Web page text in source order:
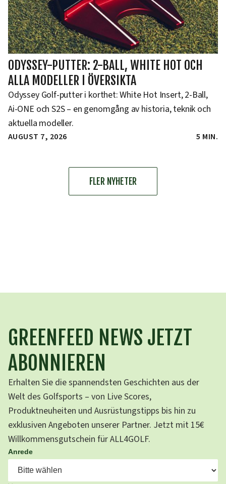
ODYSSEY-PUTTER: 2-BALL, WHITE HOT OCH
ALLA MODELLER I ÖVERSIKTA
Odyssey Golf-putter i korthet: White Hot Insert, 2-Ball,
Ai-ONE och S2S – en genomgång av historia, teknik och
aktuella modeller.
AUGUST 7, 2026 5 MIN.
FLER NYHETER
GREENFEED NEWS JETZT
ABONNIEREN
Erhalten Sie die spannendsten Geschichten aus der
Welt des Golfsports – von Live Scores,
Produktneuheiten und Ausrüstungstipps bis hin zu
exklusiven Angeboten unserer Partner. Jetzt mit 15€
Willkommensgutschein für ALL4GOLF.
Anrede